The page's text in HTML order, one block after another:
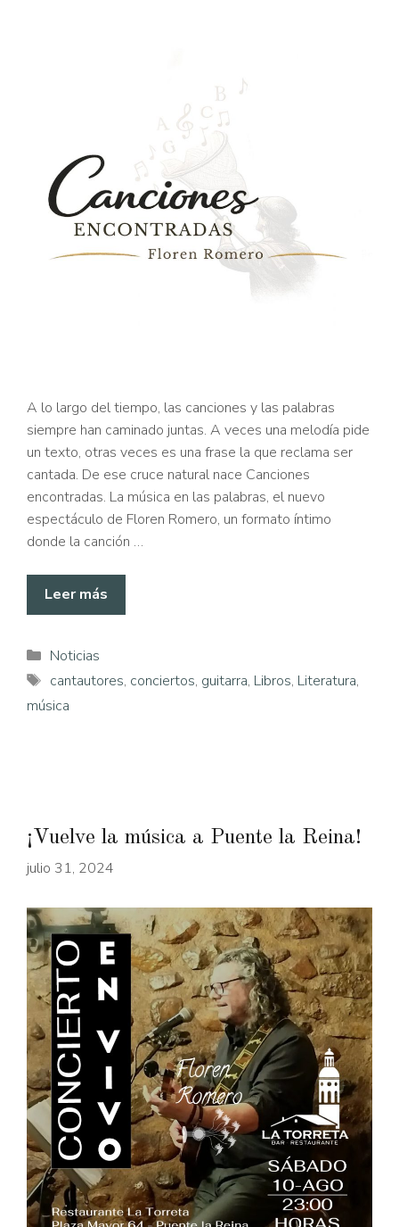
A lo largo del tiempo, las canciones y las palabras
siempre han caminado juntas. A veces una melodía pide
un texto, otras veces es una frase la que reclama ser
cantada. De ese cruce natural nace Canciones
encontradas. La música en las palabras, el nuevo
espectáculo de Floren Romero, un formato íntimo
donde la canción …
Leer más
Categorías
Noticias
Etiquetas
cantautores, conciertos, guitarra, Libros, Literatura,
música
¡Vuelve la música a Puente la Reina!
julio 31, 2024